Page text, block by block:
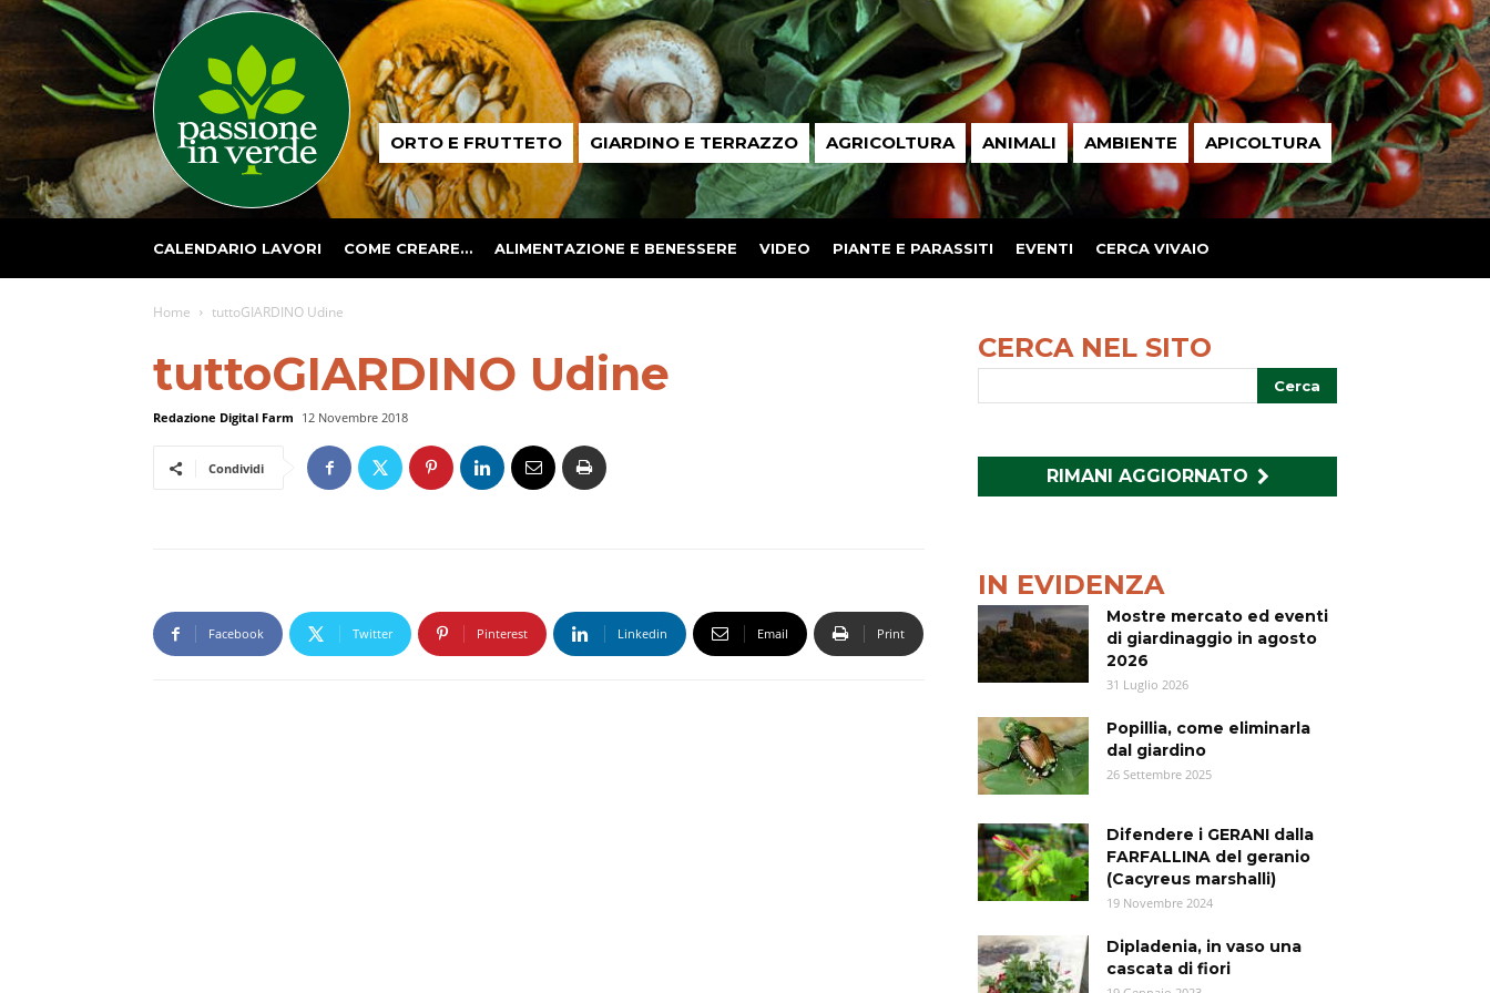
Passione
in ORTO E FRUTTETO GIARDINO E TERRAZZO AGRICOLTURA ANIMALI AMBIENTE APICOLTURA
CALENDARIO LAVORI COME CREARE… ALIMENTAZIONE E BENESSERE VIDEO PIANTE E PARASSITI EVENTI CERCA VIVAIO
Home tuttoGIARDINO Udine
tuttoGIARDINO Udine
Redazione Digital Farm 12 Novembre 2018
Condividi
Facebook Twitter Pinterest Linkedin Email Print
CERCA NEL SITO
RIMANI AGGIORNATO
IN EVIDENZA
Mostre mercato ed eventi
di giardinaggio in agosto
2026
31 Luglio 2026
Popillia, come eliminarla
dal giardino
26 Settembre 2025
Difendere i GERANI dalla
FARFALLINA del geranio
(Cacyreus marshalli)
19 Novembre 2024
Dipladenia, in vaso una
cascata di fiori